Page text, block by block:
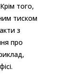
того,
тиском
з
про